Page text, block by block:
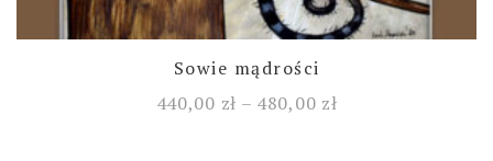
Sowie mądrości
440,00 zł – 480,00 zł